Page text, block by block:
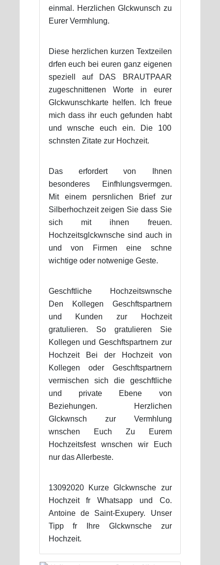
einmal. Herzlichen Glckwunsch zu
Eurer Vermhlung.
Diese herzlichen kurzen Textzeilen
drfen euch bei euren ganz eigenen
speziell auf DAS BRAUTPAAR
zugeschnittenen Worte in eurer
Glckwunschkarte helfen. Ich freue
mich dass ihr euch gefunden habt
und wnsche euch ein. Die 100
schnsten Zitate zur Hochzeit.
Das erfordert von Ihnen
besonderes Einfhlungsvermgen.
Mit einem persnlichen Brief zur
Silberhochzeit zeigen Sie dass Sie
sich mit ihnen freuen.
Hochzeitsglckwnsche sind auch in
und von Firmen eine schne
wichtige oder notwenige Geste.
Geschftliche Hochzeitswnsche
Den Kollegen Geschftspartnern
und Kunden zur Hochzeit
gratulieren. So gratulieren Sie
Kollegen und Geschftspartnern zur
Hochzeit Bei der Hochzeit von
Kollegen oder Geschftspartnern
vermischen sich die geschftliche
und private Ebene von
Beziehungen. Herzlichen
Glckwnsch zur Vermhlung
wnschen Euch Zu Eurem
Hochzeitsfest wnschen wir Euch
nur das Allerbeste.
13092020 Kurze Glckwnsche zur
Hochzeit fr Whatsapp und Co.
Antoine de Saint-Exupery. Unser
Tipp fr Ihre Glckwnsche zur
Hochzeit.